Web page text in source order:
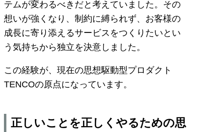
テムが変わるべきだと考えていました。その
想いが強くなり、制約に縛られず、お客様の
成長に寄り添えるサービスをつくりたいとい
う気持ちから独立を決意しました。
この経験が、現在の思想駆動型プロダクト
TENCOの原点になっています。
正しいことを正しくやるための思